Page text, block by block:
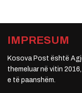
IMPRESUM
Kosova Post është
themeluar në vitin
e të paanshëm.